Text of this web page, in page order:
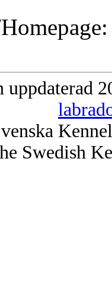
uppdaterad
Swedish